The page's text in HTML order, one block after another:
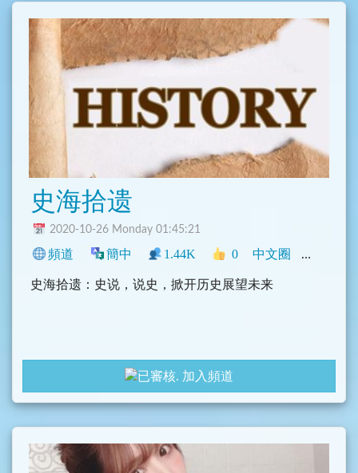
史海拾遗
2020-10-26 Monday 01:45:21
頻道 簡中 1.44K 0 中文圈 政治
史海拾遗：史说，说史，掀开历史展望未来
加入頻道